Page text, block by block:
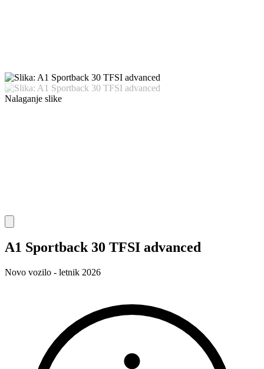
Nalaganje slike
A1 Sportback 30 TFSI advanced
Novo vozilo - letnik 2026